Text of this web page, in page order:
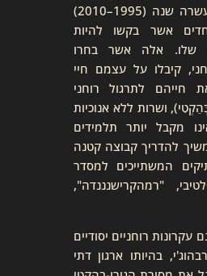
נענה במשך חמש עשרה שנה (1995–2010)
אשר בקשו להיות
שלו. אלה אשר בחרו
קיבלו על עצמם חיי
חייהם לתרגול רוחני
ושרות ללא אנוכיות
מקבל יותר תלמידים
להדריך קבוצה קטנה
המשתייכים למסדר
"רמהקרישנננדה",
עקרונות רוחניים יסודיים
בהיותו ארגון דתי